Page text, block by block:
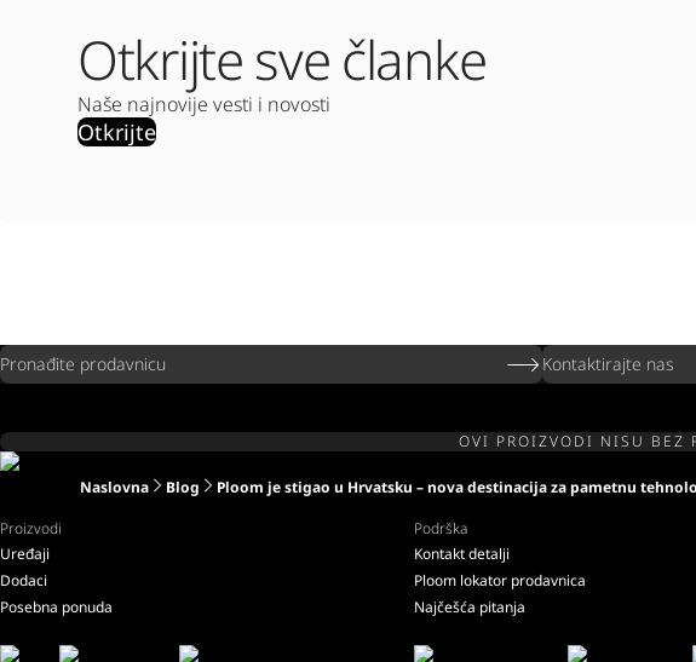
Otkrijte sve članke
Naše najnovije vesti i novosti
Otkrijte
Pronađite prodavnicu Kontaktirajte nas
OVI PROIZVODI NISU BEZ
Naslovna Blog
Ploom je stigao u Hrvatsku – nova destinacija za pametnu
Proizvodi
Uređaji
Dodaci
Posebna ponuda
Podrška
Kontakt detalji
Ploom lokator prodavnica
Najčešća pitanja